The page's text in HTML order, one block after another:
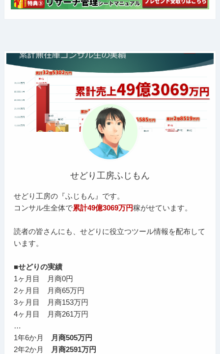
せどり工房ふじもん
せどり工房の『ふじもん』です。
コンサル生全体で累計49億3069万円稼がせています。
読者の皆さんにも、せどりに役立つツール情報を配布して
います。
■せどりの実績
1ヶ月目 月商0円
2ヶ月目 月商65万円
3ヶ月目 月商153万円
4ヶ月目 月商261万円
…
1年6か月
月商505万円
2年2か月
月商2591万円